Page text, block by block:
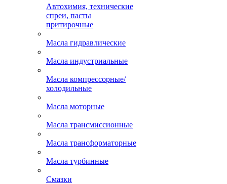
Автохимия, технические
спреи, пасты
притирочные
Масла гидравлические
Масла индустриальные
Масла компрессорные/
холодильные
Масла моторные
Масла трансмиссионные
Масла трансформаторные
Масла турбинные
Смазки